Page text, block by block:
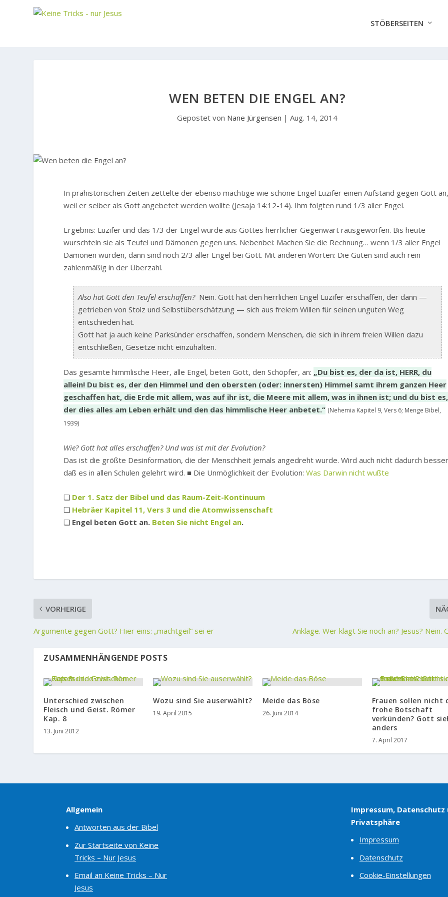
STÖBERSEITEN
WEN BETEN DIE ENGEL AN?
Gepostet von Nane Jürgensen |Aug. 14, 2014
In prähistorischen Zeiten zettelte der ebenso mächtige wie schöne Engel Luzifer einen Aufstand gegen Gott
weil er selber als Gott angebetet werden wollte (Jesaja 14:12-14). Ihm folgten rund 1/3 aller Engel.
Ergebnis: Luzifer und das 1/3 der Engel wurde aus Gottes herrlicher Gegenwart rausgeworfen. Bis heute
wurschteln sie als Teufel und Dämonen gegen uns. Nebenbei: Machen Sie die Rechnung… wenn 1/3 aller Engel
Dämonen wurden, dann sind noch 2/3 aller Engel bei Gott. Mit anderen Worten: Die Guten sind auch rein
zahlenmäßig in der Überzahl.
Also hat Gott den Teufel erschaffen?Nein. Gott hat den herrlichen Engel Luzifer erschaffen, der dann —
getrieben von Stolz und Selbstüberschätzung — sich aus freiem Willen für seinen unguten Weg
entschieden hat.
Gott hat ja auch keine Parksünder erschaffen, sondern Menschen, die sich in ihrem freien Willen dazu
entschließen, Gesetze nicht einzuhalten.
Das gesamte himmlische Heer, alle Engel, beten Gott, den Schöpfer, an: „Du bist es, der da ist, HERR, du
allein! Du bist es, der den Himmel und den obersten (oder: innersten) Himmel samt ihrem ganzen Heer
geschaffen hat, die Erde mit allem, was auf ihr ist, die Meere mit allem, was in ihnen ist; und du bist es,
der dies alles am Leben erhält und den das himmlische Heer anbetet.“ (Nehemia Kapitel 9, Vers 6; Menge Bibel,
1939)
Wie? Gott hat alles erschaffen? Und was ist mit der Evolution?
Das ist die größte Desinformation, die der Menschheit jemals angedreht wurde. Wird auch nicht dadurch
daß es in allen Schulen gelehrt wird. ■ Die Unmöglichkeit der Evolution:Was Darwin nicht wußte
❏ Der 1. Satz der Bibel und das Raum-Zeit-Kontinuum
❏ Hebräer Kapitel 11, Vers 3 und die Atomwissenschaft
❏ Engel beten Gott an. Beten Sie nicht Engel an.
VORHERIGE
Argumente gegen Gott? Hier eins: „machtgeil“ sei er Anklage. Wer klagt Sie noch an? Jesus? Nein.
ZUSAMMENHÄNGENDE POSTS
Unterschied zwischen
Fleisch und Geist. Römer
Kap. 8
13. Juni 2012
Wozu sind Sie auserwählt?
19. April 2015
Meide das Böse
26. Juni 2014
Frauen sollen nicht
frohe Botschaft
verkünden? Gott
anders
7. April 2017
Allgemein
Antworten aus der Bibel
Zur Startseite von Keine
Tricks – Nur Jesus
Email an Keine Tricks – Nur
Jesus
Impressum, Datenschutz
Privatsphäre
Impressum
Datenschutz
Cookie-Einstellungen